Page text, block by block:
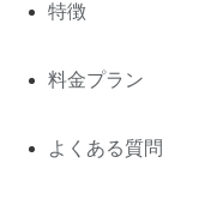
特徴
料金プラン
よくある質問